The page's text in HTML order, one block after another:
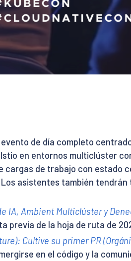
de día completo
en entornos multiclúster
de trabajo con estado
asistentes también
IA, Ambient Multiclúster y
previa de la hoja de ruta de
Cultive su primer PR
en el código y la